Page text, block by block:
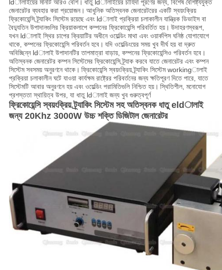
ldালাইয়ের মানটি আরও বেশি। ধাতু ldালাইয়ের চাহিদা পূরণের জন্য, বিশেষ বৈশিষ্ট্যযুক্ত
জেনারেটর ব্যবহার করা প্রয়োজন। আধুনিক অতিস্বনক জেনারেটরের একটি স্বয়ংক্রিয়
ফ্রিকোয়েন্সি ট্র্যাকিং সিস্টেম রয়েছে এবং ldালাই প্রক্রিয়া চলাকালীন যান্ত্রিক ডিভাইস বা
বৈদ্যুতিন উপাদানগুলির ক্রিয়াকলাপে কম্পনের ফ্রিকোয়েন্সি পরিবর্তিত হয়। উদাহরণস্বরূপ,
যখন ldালাই স্থির চাপের ক্রিয়াটির অধীনে ওয়েল্ডিং মাথা এবং ওয়ার্কপিস ঘনিষ্ঠ যোগাযোগে
থাকে, কম্পনের ফ্রিকোয়েন্সি পরিবর্তন হবে। যদি ওয়েল্ডিংয়ের সময় খুব দীর্ঘ হয় বা দ্রুত
অবিচ্ছিন্ন ldালাই উপাদানটির তাপমাত্রা বাড়ায়, কম্পনের ফ্রিকোয়েন্সিও পরিবর্তন হবে।
অতিস্বনক জেনারেটর কম্পন সিস্টেমের ফ্রিকোয়েন্সি ট্র্যাক করবে যাতে জেনারেটর এবং কম্পন
সিস্টেম সবসময় অনুরণনে থাকে। ফ্রিকোয়েন্সি স্বয়ংক্রিয় ট্র্যাকিং সিস্টেম workingালাই
প্রক্রিয়া চলাকালীন ঘটে যাওয়া কার্যক্ষম রাষ্ট্রের পরিবর্তনের জন্য ক্ষতিপূরণ দিতে পারে, যাতে
সিস্টেমটি আবার অনুরণনে হয় এবং ওয়েল্ডিং পরামিতিগুলি নিশ্চিত হয়। স্থিতিশীল, মনোযোগ
প্রশস্ততা স্থায়িত্ব উপর, যা ধাতু ldালাই জন্য খুব গুরুত্বপূর্ণ
ফ্রিকোয়েন্সি স্বয়ংক্রিয় ট্র্যাকিং সিস্টেম সহ অতিস্বনক ধাতু eldালাই
জন্য 20Khz 3000W উচ্চ শক্তি ডিজিটাল জেনারেটর